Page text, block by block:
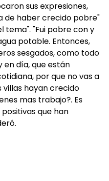
sus expresiones,
de haber crecido pobre"
tema". "Fui pobre con y
potable. Entonces,
sesgados, como todo
en día, que están
por que no vas a
hayan crecido
mas trabajo?. Es
que han